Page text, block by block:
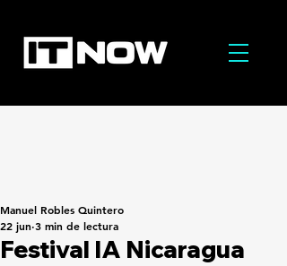
Festival IA Nicaragua
Manuel Robles Quintero
22 jun 3 min de lectura